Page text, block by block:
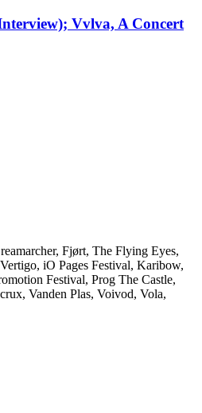
Vvlva, A Concert
Fjørt, The Flying Eyes,
iO Pages Festival, Karibow,
Festival, Prog The Castle,
Vanden Plas, Voivod, Vola,